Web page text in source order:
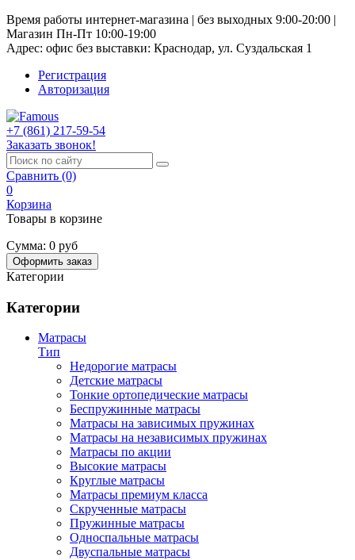
Время работы интернет-магазина | без выходных 9:00-20:00 |
Магазин Пн-Пт 10:00-19:00
Адрес: офис без выставки: Краснодар, ул. Суздальская 1
Регистрация
Авторизация
+7 (861) 217-59-54
Заказать звонок!
Сравнить (0)
0
Корзина
Товары в корзине
Сумма: 0 руб
Оформить заказ
Категории
Категории
Матрасы
Тип
Недорогие матрасы
Детские матрасы
Тонкие ортопедические матрасы
Беспружинные матрасы
Матрасы на зависимых пружинах
Матрасы на независимых пружинах
Матрасы по акции
Высокие матрасы
Круглые матрасы
Матрасы премиум класса
Скрученные матрасы
Пружинные матрасы
Односпальные матрасы
Двуспальные матрасы